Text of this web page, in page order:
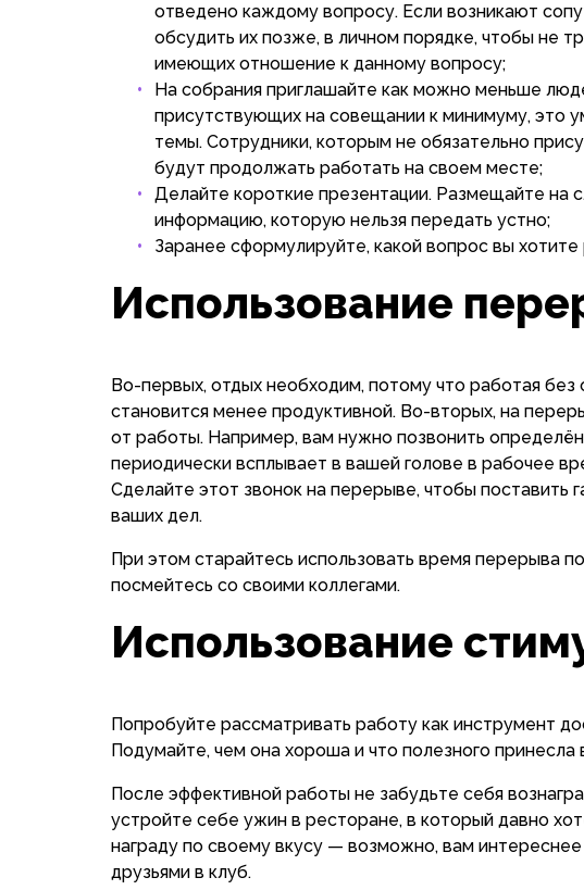
отведено каждому вопросу. Если возникают
обсудить их позже, в личном порядке, чтобы не
имеющих отношение к данному вопросу;
На собрания приглашайте как можно меньше
присутствующих на совещании к минимуму, это
темы. Сотрудники, которым не обязательно
будут продолжать работать на своем месте;
Делайте короткие презентации. Размещайте на
информацию, которую нельзя передать устно;
Заранее сформулируйте, какой вопрос вы
Использование
Во-первых, отдых необходим, потому что работая без
становится менее продуктивной. Во-вторых, на
от работы. Например, вам нужно позвонить
периодически всплывает в вашей голове в рабочее
Сделайте этот звонок на перерыве, чтобы поставить
ваших дел.
При этом старайтесь использовать время перерыва
посмейтесь со своими коллегами.
Использование
Попробуйте рассматривать работу как инструмент
Подумайте, чем она хороша и что полезного принесла
После эффективной работы не забудьте себя
устройте себе ужин в ресторане, в который давно
награду по своему вкусу — возможно, вам
друзьями в клуб.